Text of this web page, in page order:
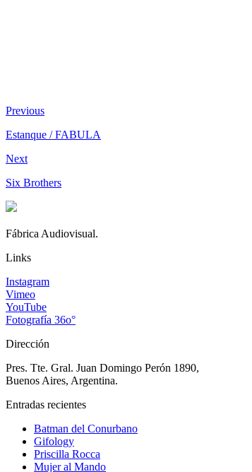
Previous
Estanque / FABULA
Next
Six Brothers
Fábrica Audiovisual.
Links
Instagram
Vimeo
YouTube
Fotografía 36o°
Dirección
Pres. Tte. Gral. Juan Domingo Perón 1890,
Buenos Aires, Argentina.
Entradas recientes
Batman del Conurbano
Gifology
Priscilla Rocca
Mujer al Mando